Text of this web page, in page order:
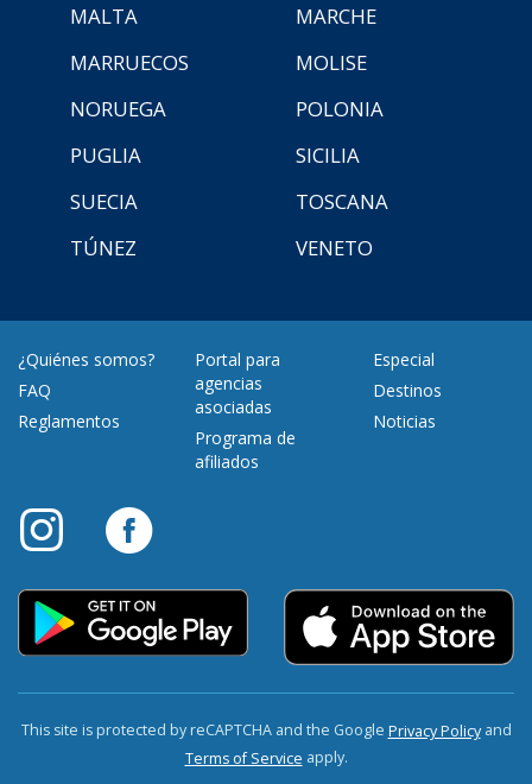
MALTA
MARCHE
MARRUECOS
MOLISE
NORUEGA
POLONIA
PUGLIA
SICILIA
SUECIA
TOSCANA
TÚNEZ
VENETO
¿Quiénes somos?
FAQ
Reglamentos
Portal para
agencias
asociadas
Programa de
afiliados
Especial
Destinos
Noticias
This site is protected by reCAPTCHA and the Google Privacy Policyand
Terms of Service apply.